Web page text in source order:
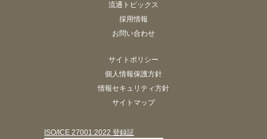
流通トピックス
採用情報
お問い合わせ
サイトポリシー
個人情報保護方針
情報セキュリティ方針
サイトマップ
ISO/ICE 27001:2022 登録証